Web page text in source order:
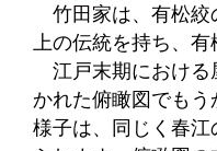
竹田家は、有松絞
上の伝統を持ち、
江戸末期における
かれた俯瞰図でも
様子は、同じく春